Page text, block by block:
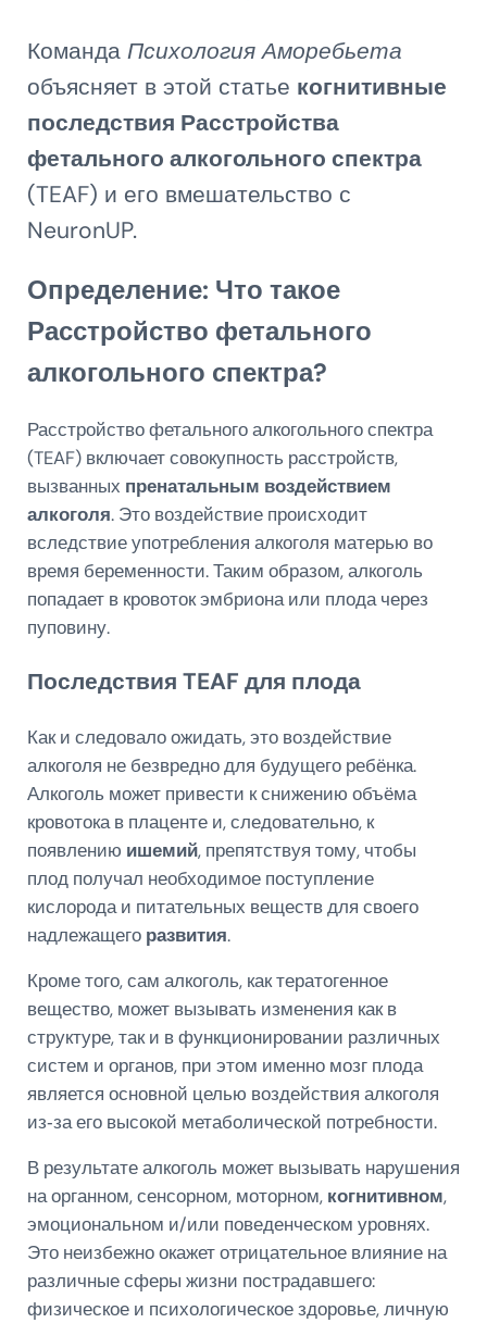
Команда Психология Аморебьета
объясняет в этой статье когнитивные
последствия Расстройства
фетального алкогольного спектра
(TEAF) и его вмешательство с
NeuronUP.
Определение: Что такое
Расстройство фетального
алкогольного спектра?
Расстройство фетального алкогольного спектра
(TEAF) включает совокупность расстройств,
вызванных пренатальным воздействием
алкоголя. Это воздействие происходит
вследствие употребления алкоголя матерью во
время беременности. Таким образом, алкоголь
попадает в кровоток эмбриона или плода через
пуповину.
Последствия TEAF для плода
Как и следовало ожидать, это воздействие
алкоголя не безвредно для будущего ребёнка.
Алкоголь может привести к снижению объёма
кровотока в плаценте и, следовательно, к
появлению ишемий, препятствуя тому, чтобы
плод получал необходимое поступление
кислорода и питательных веществ для своего
надлежащего развития.
Кроме того, сам алкоголь, как тератогенное
вещество, может вызывать изменения как в
структуре, так и в функционировании различных
систем и органов, при этом именно мозг плода
является основной целью воздействия алкоголя
из‑за его высокой метаболической потребности.
В результате алкоголь может вызывать нарушения
на органном, сенсорном, моторном, когнитивном,
эмоциональном и/или поведенческом уровнях.
Это неизбежно окажет отрицательное влияние на
различные сферы жизни пострадавшего:
физическое и психологическое здоровье, личную